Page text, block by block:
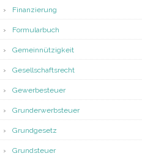
Finanzierung
Formularbuch
Gemeinnützigkeit
Gesellschaftsrecht
Gewerbesteuer
Grunderwerbsteuer
Grundgesetz
Grundsteuer